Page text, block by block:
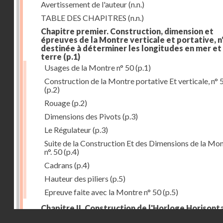
Avertissement de l'auteur(n.n.)
TABLE DES CHAPITRES (n.n.)
Chapitre premier. Construction, dimension et
épreuves de la Montre verticale et portative,
destinée à déterminer les longitudes en mer et
terre (p.1)
Usages de la Montre n° 50(p.1)
Construction de la Montre portative Et verticale, n°
(p.2)
Rouage(p.2)
Dimensions des Pivots (p.3)
Le Régulateur(p.3)
Suite de la Construction Et des Dimensions de la
n°. 50(p.4)
Cadrans (p.4)
Hauteur des piliers (p.5)
Epreuve faite avec la Montre n° 50(p.5)
Chapitre II. Construction de l'Horloge